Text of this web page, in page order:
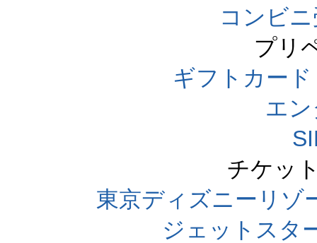
コンビ
プリ
ギフトカー
エ
チケッ
東京ディズニーリゾ
ジェットスタ